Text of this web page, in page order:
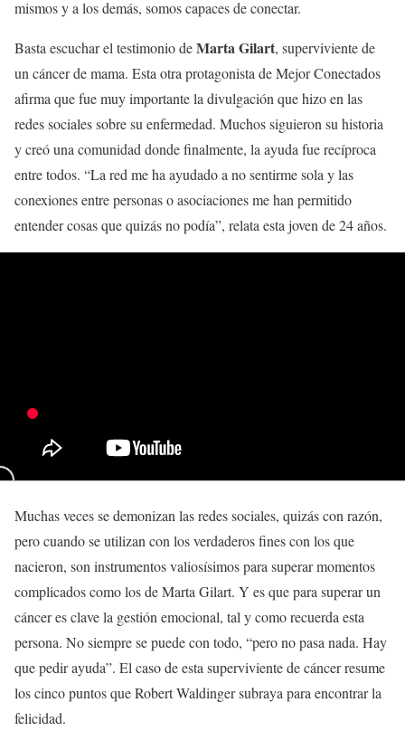
mismos y a los demás, somos capaces de conectar.
Basta escuchar el testimonio deMarta Gilart, superviviente de
un cáncer de mama. Esta otra protagonista de Mejor Conectados
afirma que fue muy importante la divulgación que hizo en las
redes sociales sobre su enfermedad. Muchos siguieron su historia
y creó una comunidad donde finalmente, la ayuda fue recíproca
entre todos. “La red me ha ayudado a no sentirme sola y las
conexiones entre personas o asociaciones me han permitido
entender cosas que quizás no podía”, relata esta joven de 24 años.
Muchas veces se demonizan las redes sociales, quizás con razón,
pero cuando se utilizan con los verdaderos fines con los que
nacieron, son instrumentos valiosísimos para superar momentos
complicados como los de Marta Gilart. Y es que para superar un
cáncer es clave la gestión emocional, tal y como recuerda esta
persona. No siempre se puede con todo, “pero no pasa nada. Hay
que pedir ayuda”. El caso de esta superviviente de cáncer resume
los cinco puntos que Robert Waldinger subraya para encontrar la
felicidad.